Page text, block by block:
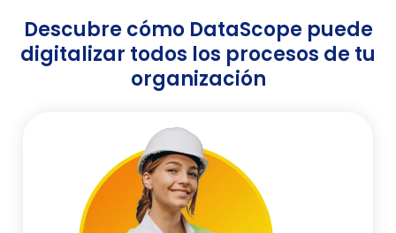
Descubre cómo DataScope puede
digitalizar todos los procesos de tu
organización